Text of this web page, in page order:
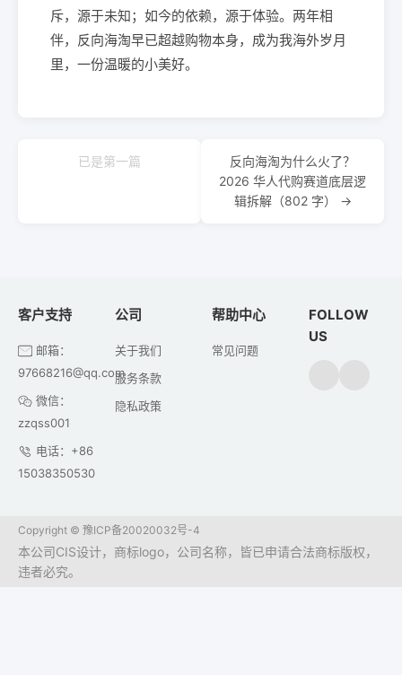
斥，源于未知；如今的依赖，源于体验。两年相
伴，反向海淘早已超越购物本身，成为我海外岁月
里，一份温暖的小美好。
已是第一篇
反向海淘为什么火了？
2026 华人代购赛道底层逻
辑拆解（802 字） →
客户支持
邮箱：
97668216@qq.com
微信：
zzqss001
电话：+86
15038350530
公司
关于我们
服务条款
隐私政策
帮助中心
常见问题
FOLLOW
US
Copyright © 豫ICP备20020032号-4
本公司CIS设计，商标logo，公司名称，皆已申请合法商标版权，
违者必究。